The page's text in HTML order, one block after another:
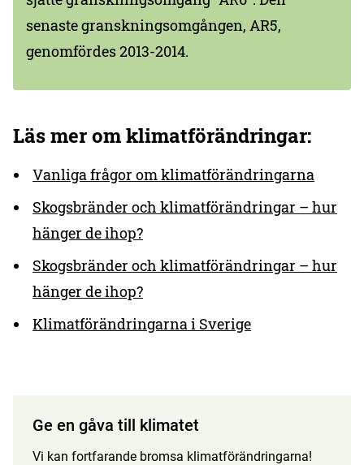
senaste granskningsomgången, AR5,
genomfördes 2013-2014.
Läs mer om klimatförändringar:
Vanliga frågor om klimatförändringarna
Skogsbränder och klimatförändringar – hur
hänger de ihop?
Skogsbränder och klimatförändringar – hur
hänger de ihop?
Klimatförändringarna i Sverige
Ge en gåva till klimatet
Vi kan fortfarande bromsa klimatförändringarna!